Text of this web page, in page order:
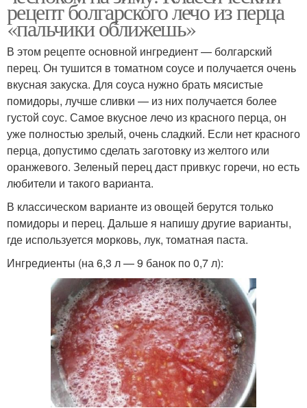
рецепт болгарского лечо из перца
«пальчики оближешь»
В этом рецепте основной ингредиент — болгарский
перец. Он тушится в томатном соусе и получается очень
вкусная закуска. Для соуса нужно брать мясистые
помидоры, лучше сливки — из них получается более
густой соус. Самое вкусное лечо из красного перца, он
уже полностью зрелый, очень сладкий. Если нет красного
перца, допустимо сделать заготовку из желтого или
оранжевого. Зеленый перец даст привкус горечи, но есть
любители и такого варианта.
В классическом варианте из овощей берутся только
помидоры и перец. Дальше я напишу другие варианты,
где используется морковь, лук, томатная паста.
Ингредиенты (на 6,3 л — 9 банок по 0,7 л):